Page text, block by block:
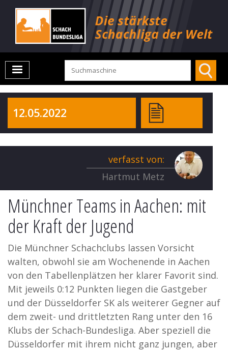
12.05.2022
verfasst von:
Hartmut Metz
Münchner Teams in Aachen: mit
der Kraft der Jugend
Die Münchner Schachclubs lassen Vorsicht
walten, obwohl sie am Wochenende in Aachen
von den Tabellenplätzen her klarer Favorit sind.
Mit jeweils 0:12 Punkten liegen die Gastgeber
und der Düsseldorfer SK als weiterer Gegner auf
dem zweit- und drittletzten Rang unter den 16
Klubs der Schach-Bundesliga. Aber speziell die
Düsseldorfer mit ihrem nicht ganz jungen, aber